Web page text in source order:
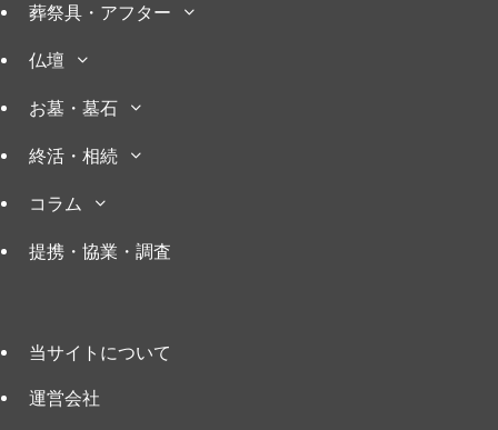
葬祭具・アフター
仏壇
お墓・墓石
終活・相続
コラム
提携・協業・調査
当サイトについて
運営会社